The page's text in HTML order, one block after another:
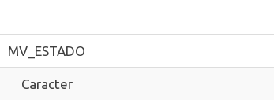
MV_ESTADO
Caracter